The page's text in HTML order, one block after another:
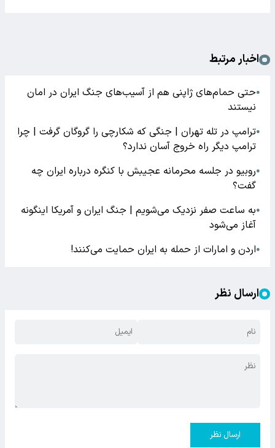
اخبار مرتبط
●حتی حمام‌های ژاپنی هم از آسیب‌های جنگ ایران در امان
نیستند
●ترامپ در تله تهران | جنگی که شکارچی را گروگان گرفت | چرا
ترامپ دیگر راه خروج آسان ندارد؟
●روبیو در جلسه محرمانه عجیبش با کنگره درباره ایران چه
گفت؟
●به ساعت صفر نزدیک می‌شویم | جنگ ایران و آمریکا اینگونه
آغاز می‌شود
●اردن و امارات از حمله به ایران حمایت می‌کنند!
ارسال نظر
ارسال نظر